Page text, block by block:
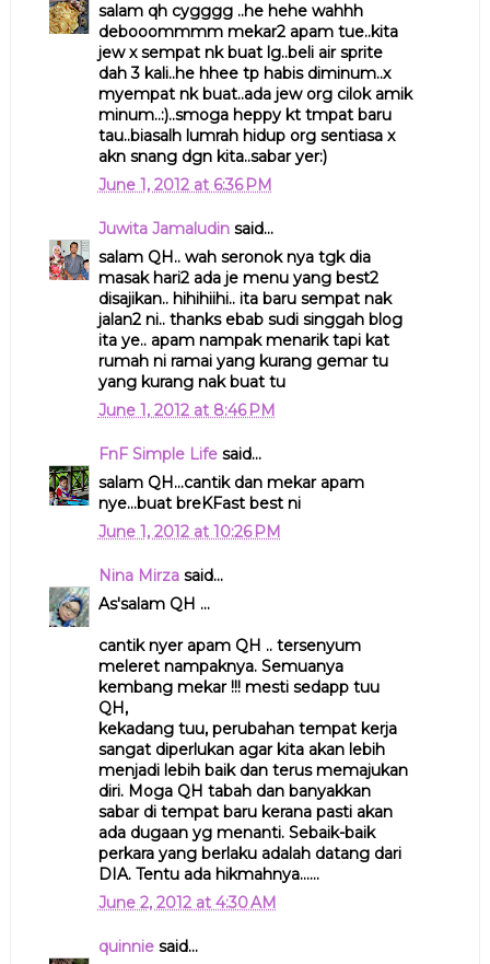
salam qh cygggg ..he hehe wahhh
debooommmm mekar2 apam tue..kita
jew x sempat nk buat lg..beli air sprite
dah 3 kali..he hhee tp habis diminum..x
myempat nk buat..ada jew org cilok amik
minum..:)..smoga heppy kt tmpat baru
tau..biasalh lumrah hidup org sentiasa x
akn snang dgn kita..sabar yer:)
June 1, 2012 at 6:36 PM
Juwita Jamaludinsaid...
salam QH.. wah seronok nya tgk dia
masak hari2 ada je menu yang best2
disajikan.. hihihiihi.. ita baru sempat nak
jalan2 ni.. thanks ebab sudi singgah blog
ita ye.. apam nampak menarik tapi kat
rumah ni ramai yang kurang gemar tu
yang kurang nak buat tu
June 1, 2012 at 8:46 PM
FnF Simple Lifesaid...
salam QH...cantik dan mekar apam
nye...buat breKFast best ni
June 1, 2012 at 10:26 PM
Nina Mirzasaid...
As'salam QH ...
cantik nyer apam QH .. tersenyum
meleret nampaknya. Semuanya
kembang mekar !!! mesti sedapp tuu
QH,
kekadang tuu, perubahan tempat kerja
sangat diperlukan agar kita akan lebih
menjadi lebih baik dan terus memajukan
diri. Moga QH tabah dan banyakkan
sabar di tempat baru kerana pasti akan
ada dugaan yg menanti. Sebaik-baik
perkara yang berlaku adalah datang dari
DIA. Tentu ada hikmahnya......
June 2, 2012 at 4:30 AM
quinniesaid...